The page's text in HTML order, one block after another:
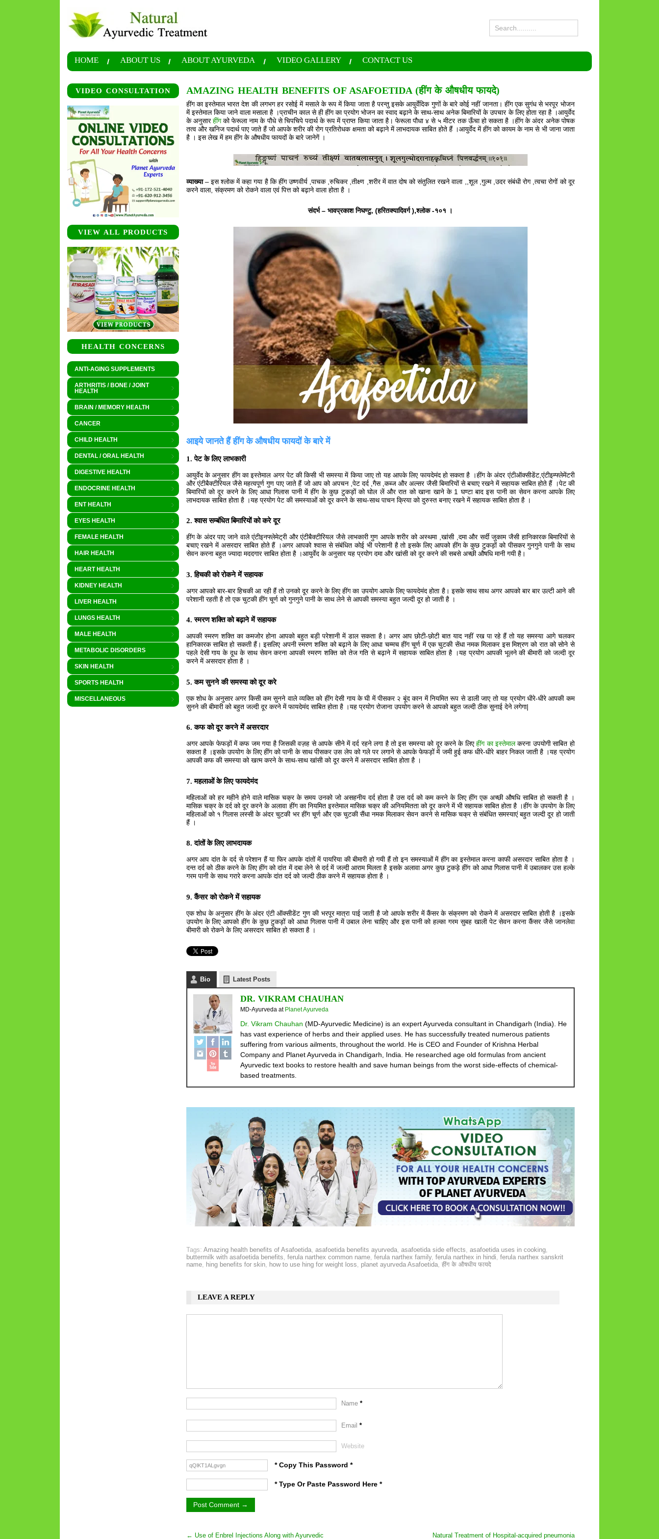
HOME ABOUT US ABOUT AYURVEDA VIDEO GALLERY CONTACT US
VIDEO CONSULTATION
VIEW ALL PRODUCTS
HEALTH CONCERNS
ANTI-AGING SUPPLEMENTS
ARTHRITIS / BONE / JOINT
HEALTH
BRAIN / MEMORY HEALTH
CANCER
CHILD HEALTH
DENTAL / ORAL HEALTH
DIGESTIVE HEALTH
ENDOCRINE HEALTH
ENT HEALTH
EYES HEALTH
FEMALE HEALTH
HAIR HEALTH
HEART HEALTH
KIDNEY HEALTH
LIVER HEALTH
LUNGS HEALTH
MALE HEALTH
METABOLIC DISORDERS
SKIN HEALTH
SPORTS HEALTH
MISCELLANEOUS
AMAZING HEALTH BENEFITS OF ASAFOETIDA (हींग के औषधीय फायदे)
हींग का इस्तेमाल भारत देश की लगभग हर रसोई में मसाले के रूप में किया जाता है परन्तु इसके आयुर्वेदिक गुणों के बारे कोई नहीं जानता। हींग एक सुगंध से भरपूर भोजन
में इस्तेमाल किया जाने वाला मसाला है ।प्राचीन काल से ही हींग का प्रयोग भोजन का स्वाद बढ़ाने के साथ-साथ अनेक बिमारियों के उपचार के लिए होता रहा है ।आयुर्वेद
के अनुसारहींगको फेरूला नाम के पौधे से चिपचिपे पदार्थ के रूप में प्राप्त किया जाता है। फेरूला पौधा ४ से ५ मीटर तक ऊँचा हो सकता है ।हींग के अंदर अनेक पोषक
तत्व और खनिज पदार्थ पाए जाते हैं जो आपके शरीर की रोग प्रतिरोधक क्षमता को बढ़ाने में लाभदायक साबित होते हैं ।आयुर्वेद में हींग को कायम के नाम से भी जाना जाता
है । इस लेख में हम हींग के औषधीय फायदों के बारे जानेगें ।
व्याख्या– इस श्लोक में कहा गया है कि हींग उष्णवीर्य ,पाचक ,रुचिकर ,तीक्ष्ण ,शरीर में वात दोष को संतुलित रखने वाला ,,शूल ,गुल्म ,उदर संबंधी रोग ,त्वचा रोगों को दूर
करने वाला, संक्रमण को रोकने वाला एवं पित्त को बढ़ाने वाला होता है ।
संदर्भ – भावप्रकाश निघण्टु, (हरितक्यादिवर्ग ),श्लोक -१०१ ।
आइये जानते हैं हींग के औषधीय फायदों के बारे में
1. पेट के लिए लाभकारी
आयुर्वेद के अनुसार हींग का इस्तेमाल अगर पेट की किसी भी समस्या में किया जाए तो यह आपके लिए फायदेमंद हो सकता है ।हींग के अंदर एंटीऑक्सीडेंट,एंटीइम्फ्लेमेंटरी
और एंटीबैक्टीरियल जैसे महत्वपूर्ण गुण पाए जाते हैं जो आप को अपचन ,पेट दर्द ,गैस ,कब्ज और अल्सर जैसी बिमारियों से बचाए रखने में सहायक साबित होते हैं ।पेट की
बिमारियों को दूर करने के लिए आधा गिलास पानी में हींग के कुछ टुकड़ों को घोल लें और रात को खाना खाने के 1 घण्टा बाद इस पानी का सेवन करना आपके लिए
लाभदायक साबित होता है ।यह प्रयोग पेट की समस्याओं को दूर करने के साथ-साथ पाचन क्रिया को दुरुस्त बनाए रखने में सहायक साबित होता है ।
2. श्वास सम्बंधित बिमारियों को करे दूर
हींग के अंदर पाए जाने वाले एंटीइनफ्लेमेट्री और एंटीबैक्टीरियल जैसे लाभकारी गुण आपके शरीर को अस्थमा ,खांसी ,दमा और सर्दी जुकाम जैसी हानिकारक बिमारियों से
बचाए रखने में असरदार साबित होते हैं ।अगर आपको श्वास से संबंधित कोई भी परेशानी है तो इसके लिए आपको हींग के कुछ टुकड़ों को पीसकर गुनगुने पानी के साथ
सेवन करना बहुत ज्यादा मददगार साबित होता है ।आयुर्वेद के अनुसार यह प्रयोग दमा और खांसी को दूर करने की सबसे अच्छी औषधि मानी गयी है।
3. हिचकी को रोकने में सहायक
अगर आपको बार-बार हिचकी आ रही हैं तो उनको दूर करने के लिए हींग का उपयोग आपके लिए फायदेमंद होता है। इसके साथ साथ अगर आपको बार बार उल्टी आने की
परेशानी रहती है तो एक चुटकी हींग चूर्ण को गुनगुने पानी के साथ लेने से आपकी समस्या बहुत जल्दी दूर हो जाती है ।
4. स्मरण शक्ति को बढ़ाने में सहायक
आपकी स्मरण शक्ति का कमजोर होना आपको बहुत बड़ी परेशानी में डाल सकता है। अगर आप छोटी-छोटी बात याद नहीं रख पा रहे हैं तो यह समस्या आगे चलकर
हानिकारक साबित हो सकती हैं। इसलिए अपनी स्मरण शक्ति को बढ़ाने के लिए आधा चम्मच हींग चूर्ण में एक चुटकी सेंधा नमक मिलाकर इस मिश्रण को रात को सोने से
पहले देसी गाय के दूध के साथ सेवन करना आपकी स्मरण शक्ति को तेज गति से बढ़ाने में सहायक साबित होता है ।यह प्रयोग आपकी भूलने की बीमारी को जल्दी दूर
करने में असरदार होता है ।
5. कम सुनने की समस्या को दूर करे
एक शोध के अनुसार अगर किसी कम सुनने वाले व्यक्ति को हींग देसी गाय के घी में पीसकर २ बूंद कान में नियमित रूप से डाली जाए तो यह प्रयोग धीरे-धीरे आपकी कम
सुनने की बीमारी को बहुत जल्दी दूर करने में फायदेमंद साबित होता है ।यह प्रयोग रोजाना उपयोग करने से आपको बहुत जल्दी ठीक सुनाई देने लगेगा|
6. कफ को दूर करने में असरदार
अगर आपके फेफड़ों में कफ जम गया है जिसकी वज़ह से आपके सीने में दर्द रहने लगा है तो इस समस्या को दूर करने के लिएहींग का इस्तेमालकरना उपयोगी साबित हो
सकता है ।इसके उपयोग के लिए हींग को पानी के साथ पीसकर उस लेप को गले पर लगाने से आपके फेफड़ों में जमी हुई कफ धीरे-धीरे बाहर निकल जाती है ।यह प्रयोग
आपकी कफ की समस्या को खत्म करने के साथ-साथ खांसी को दूर करने में असरदार साबित होता है ।
7. महलाओं के लिए फायदेमंद
महिलाओं को हर महीने होने वाले मासिक चक्र के समय उनको जो असहनीय दर्द होता है उस दर्द को कम करने के लिए हींग एक अच्छी औषधि साबित हो सकती है ।
मासिक चक्र के दर्द को दूर करने के अलावा हींग का नियमित इस्तेमाल मासिक चक्र की अनियमितता को दूर करने में भी सहायक साबित होता है ।हींग के उपयोग के लिए
महिलाओं को १ गिलास लस्सी के अंदर चुटकी भर हींग चूर्ण और एक चुटकी सैंधा नमक मिलाकर सेवन करने से मासिक चक्र से संबंधित समस्याएं बहुत जल्दी दूर हो जाती
हैं ।
8. दांतों के लिए लाभदायक
अगर आप दांत के दर्द से परेशान हैं या फिर आपके दांतों में पायरिया की बीमारी हो गयी हैं तो इन समस्याओं में हींग का इस्तेमाल करना काफी असरदार साबित होता है ।
दन्त दर्द को ठीक करने के लिए हींग को दांत में दबा लेने से दर्द में जल्दी आराम मिलता है इसके अलावा अगर कुछ टुकड़े हींग को आधा गिलास पानी में उबालकर उस हल्के
गरम पानी के साथ गरारे करना आपके दांत दर्द को जल्दी ठीक करने में सहायक होता है ।
9. कैंसर को रोकने में सहायक
एक शोध के अनुसार हींग के अंदर एंटी ऑक्सीडेंट गुण की भरपूर मात्रा पाई जाती है जो आपके शरीर में कैंसर के संक्रमण को रोकने में असरदार साबित होती है ।इसके
उपयोग के लिए आपको हींग के कुछ टुकड़ों को आधा गिलास पानी में उबाल लेना चाहिए और इस पानी को हल्का गरम सुबह खाली पेट सेवन करना कैंसर जैसे जानलेवा
बीमारी को रोकने के लिए असरदार साबित हो सकता है ।
Bio Latest Posts
DR. VIKRAM CHAUHAN
MD-Ayurveda at Planet Ayurveda
Dr. Vikram Chauhan (MD-Ayurvedic Medicine) is an expert Ayurveda consultant in Chandigarh (India). He
has vast experience of herbs and their applied uses. He has successfully treated numerous patients
suffering from various ailments, throughout the world. He is CEO and Founder of Krishna Herbal
Company and Planet Ayurveda in Chandigarh, India. He researched age old formulas from ancient
Ayurvedic text books to restore health and save human beings from the worst side-effects of chemical-
based treatments.
Tags: Amazing health benefits of Asafoetida, asafoetida benefits ayurveda, asafoetida side effects, asafoetida uses in cooking,
buttermilk with asafoetida benefits, ferula narthex common name, ferula narthex family, ferula narthex in hindi, ferula narthex sanskrit
name, hing benefits for skin, how to use hing for weight loss, planet ayurveda Asafoetida, हींग के औषधीय फायदे
LEAVE A REPLY
Name *
Email *
Website
* Copy This Password *
* Type Or Paste Password Here *
← Use of Enbrel Injections Along with Ayurvedic
Natural Treatment of Hospital-acquired pneumonia